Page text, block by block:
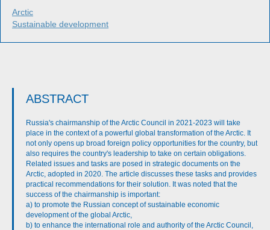
Arctic
Sustainable development
ABSTRACT
Russia's chairmanship of the Arctic Council in 2021-2023 will take
place in the context of a powerful global transformation of the Arctic. It
not only opens up broad foreign policy opportunities for the country, but
also requires the country's leadership to take on certain obligations.
Related issues and tasks are posed in strategic documents on the
Arctic, adopted in 2020. The article discusses these tasks and provides
practical recommendations for their solution. It was noted that the
success of the chairmanship is important:
a) to promote the Russian concept of sustainable economic
development of the global Arctic,
b) to enhance the international role and authority of the Arctic Council,